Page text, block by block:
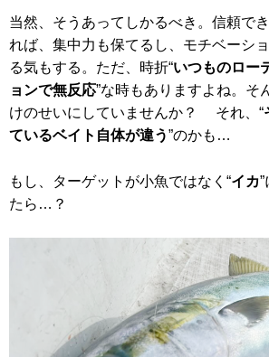
当然、そうあってしかるべき。信頼で
れば、集中力も保てるし、モチベーシ
る気もする。ただ、時折“いつものロー
ョンで無反応”な時もありますよね。そ
けのせいにしていませんか？ それ、“
ているベイト自体が違う”のかも…
もし、ターゲットが小魚ではなく“イカ
たら…？